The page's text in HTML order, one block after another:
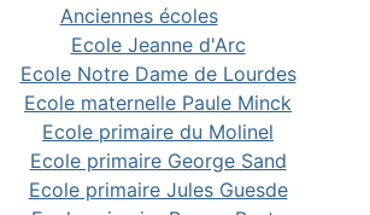
Anciennes écoles
Ecole Jeanne d'Arc
Ecole Notre Dame de Lourdes
Ecole maternelle Paule Minck
Ecole primaire du Molinel
Ecole primaire George Sand
Ecole primaire Jules Guesde